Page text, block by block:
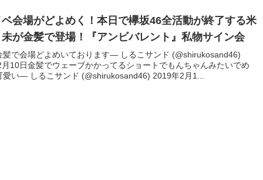
会場がどよめく！本日で欅坂46全活動が終了する米
が金髪で登場！『アンビバレント』私物サイン会
髪で会場どよめいております— しるこサンド (@shirukosand46)
10日金髪でウェーブかかってるショートでもんちゃんみたいでめ
愛い— しるこサンド (@shirukosand46) 2019年2月1...